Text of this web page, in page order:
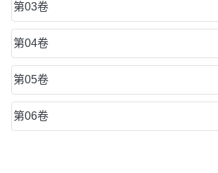
第03卷
第04卷
第05卷
第06卷